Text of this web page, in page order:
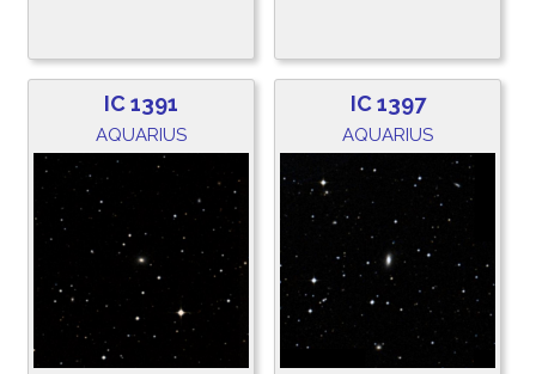
IC 1391
AQUARIUS
IC 1397
AQUARIUS